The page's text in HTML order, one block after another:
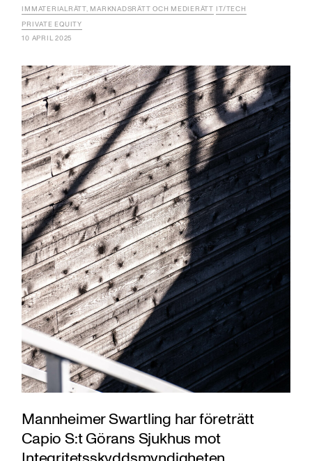
IMMATERIALRÄTT, MARKNADSRÄTT OCH MEDIERÄTT IT/TECH
PRIVATE EQUITY
10 APRIL 2025
Mannheimer Swartling har företrätt
Capio S:t Görans Sjukhus mot